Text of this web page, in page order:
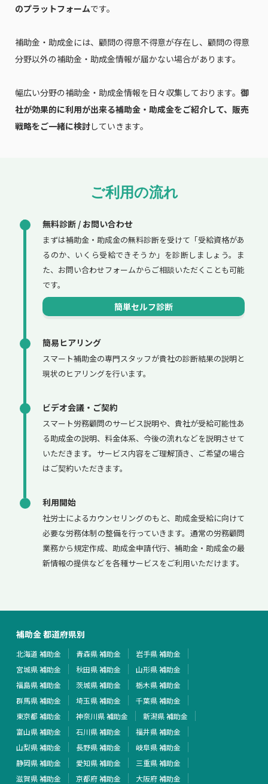
のプラットフォームです。
補助金・助成金には、顧問の得意不得意が存在し、顧問の得意
分野以外の補助金・助成金情報が届かない場合があります。
幅広い分野の補助金・助成金情報を日々収集しております。 御
社が効果的に利用が出来る補助金・助成金をご紹介して、販売
戦略をご一緒に検討していきます。
ご利用の流れ
無料診断 / お問い合わせ
まずは補助金・助成金の無料診断を受けて「受給資格があ
るのか、いくら受給できそうか」を診断しましょう。ま
た、お問い合わせフォームからご相談いただくことも可能
です。
簡単セルフ診断
簡易ヒアリング
スマート補助金の専門スタッフが貴社の診断結果の説明と
現状のヒアリングを行います。
ビデオ会議・ご契約
スマート労務顧問のサービス説明や、貴社が受給可能性あ
る助成金の説明、料金体系、今後の流れなどを説明させて
いただきます。サービス内容をご理解頂き、ご希望の場合
はご契約いただきます。
利用開始
社労士によるカウンセリングのもと、助成金受給に向けて
必要な労務体制の整備を行っていきます。通常の労務顧問
業務から規定作成、助成金申請代行、補助金・助成金の最
新情報の提供などを各種サービスをご利用いただけます。
補助金 都道府県別
北海道 補助金 青森県 補助金
岩手県 補助金
宮城県 補助金
秋田県 補助金
山形県 補助金
福島県 補助金
茨城県 補助金
栃木県 補助金
群馬県 補助金
埼玉県 補助金
千葉県 補助金
東京都 補助金
神奈川県 補助金
新潟県 補助金
富山県 補助金
石川県 補助金
福井県 補助金
山梨県 補助金
長野県 補助金
岐阜県 補助金
静岡県 補助金
愛知県 補助金
三重県 補助金
滋賀県 補助金
京都府 補助金
大阪府 補助金